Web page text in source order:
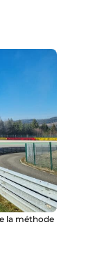
la méthode